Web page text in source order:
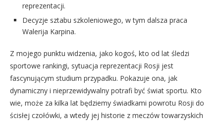
reprezentacji.
Decyzje sztabu szkoleniowego, w tym dalsza praca
Walerija Karpina.
Z mojego punktu widzenia, jako kogoś, kto od lat śledzi
sportowe rankingi, sytuacja reprezentacji Rosji jest
fascynującym studium przypadku. Pokazuje ona, jak
dynamiczny i nieprzewidywalny potrafi być świat sportu. Kto
wie, może za kilka lat będziemy świadkami powrotu Rosji do
ścisłej czołówki, a wtedy jej historie z meczów towarzyskich